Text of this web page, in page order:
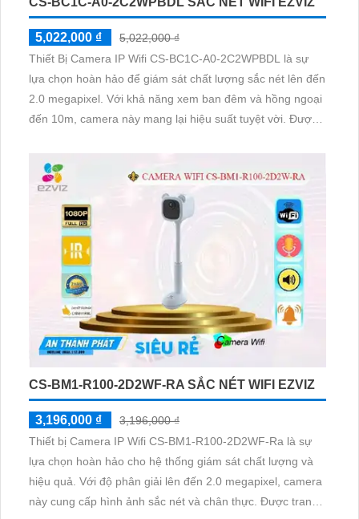
5,022,000 ₫
5,022,000 ₫
Thiết Bị Camera IP Wifi CS-BC1C-A0-2C2WPBDL là sự
lựa chọn hoàn hảo để giám sát chất lượng sắc nét lên đến
2.0 megapixel. Với khả năng xem ban đêm và hồng ngoại
đến 10m, camera này mang lại hiệu suất tuyệt vời. Được
CS-BM1-R100-2D2WF-RA SẮC NÉT WIFI EZVIZ
3,196,000 ₫
3,196,000 ₫
Thiết bị Camera IP Wifi CS-BM1-R100-2D2WF-Ra là sự
lựa chọn hoàn hảo cho hệ thống giám sát chất lượng và
hiệu quả. Với độ phân giải lên đến 2.0 megapixel, camera
này cung cấp hình ảnh sắc nét và chân thực. Được trang